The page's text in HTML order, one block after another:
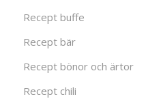
Recept buffe
Recept bär
Recept bönor och ärtor
Recept chili